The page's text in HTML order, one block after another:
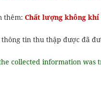
thêm: Chất lượng không khí
thông tin thu thập được đã
collected information was